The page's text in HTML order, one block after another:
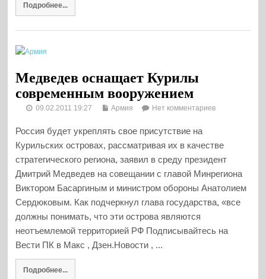
Подробнее...
Медведев оснащает Курилы
современным вооружением
09.02.2011 19:27 Армия Нет комментариев
Россия будет укреплять свое присутствие на
Курильских островах, рассматривая их в качестве
стратегического региона, заявил в среду президент
Дмитрий Медведев на совещании с главой Минрегиона
Виктором Басаргиным и министром обороны Анатолием
Сердюковым. Как подчеркнул глава государства, «все
должны понимать, что эти острова являются
неотъемлемой территорией РФ Подписывайтесь на
Вести ПК в Макс , Дзен.Новости , ...
Подробнее...